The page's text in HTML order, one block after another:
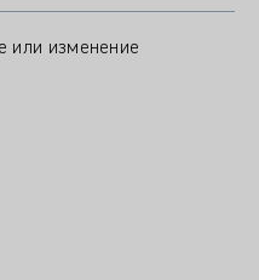
или изменение